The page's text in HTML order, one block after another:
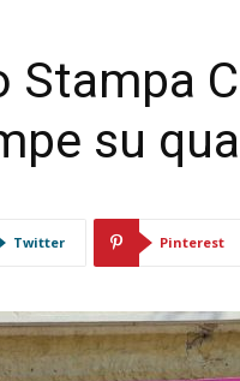
Stampa
su
Twitter Pinterest